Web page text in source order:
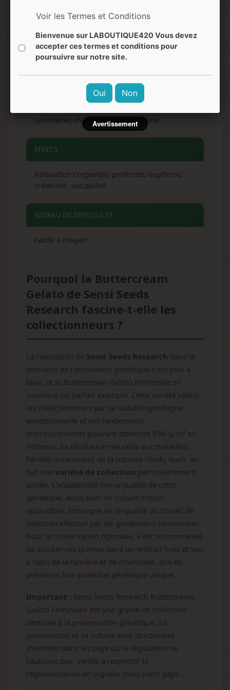
haschisch
SAVEURS
TERPÈNES DOMINANTS
Limonène, myrcène, caryophyllène
EFFETS
Relaxation corporelle profonde, euphorie,
créativité, sociabilité
NIVEAU DE DIFFICULTÉ
Facile à moyen
Pourquoi la Buttercream
Gelato de Sensi Seeds
Research fascine-t-elle les
collectionneurs ?
La réputation de Sensi Seeds Research dans le
domaine de l'innovation génétique n'est plus à
faire, et la Buttercream Gelato Féminisée en
constitue un parfait exemple. Cette variété séduit
les collectionneurs par sa stabilité génétique
exceptionnelle et ses rendements
impressionnants pouvant atteindre 850 g/m² en
intérieur. Sa résistance naturelle aux maladies,
héritée notamment de la robuste Hindu Kush, en
fait une variété de collection particulièrement
prisée. L'adaptabilité remarquable de cette
génétique, aussi bien en culture indoor
qu'outdoor, témoigne de la qualité du travail de
sélection effectué par les généticiens néerlandais.
Pour la conservation optimale, il est recommandé
de stocker ces graines dans un endroit frais et sec,
à l'abri de la lumière et de l'humidité, afin de
préserver leur potentiel génétique unique.
Important : Sensi Seeds Research Buttercream
Gelato Féminisée est une graine de collection
destinée à la préservation génétique. Sa
germination et sa culture sont strictement
interdites dans les pays où la législation ne
l'autorise pas. Veillez à respecter la
réglementation en vigueur dans votre pays.
Voir les Termes et Conditions
Bienvenue sur LABOUTIQUE420 Vous devez
accepter ces termes et conditions pour
poursuivre sur notre site.
Oui Non
Avertissement